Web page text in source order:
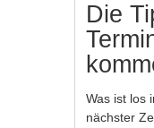
Die
Was ist los
nächster